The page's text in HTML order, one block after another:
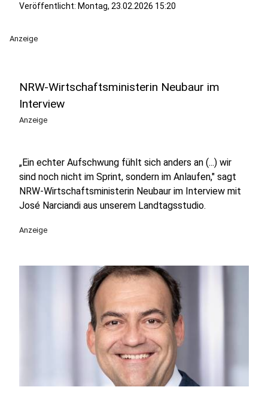
Veröffentlicht: Montag, 23.02.2026 15:20
Anzeige
NRW-Wirtschaftsministerin Neubaur im
Interview
Anzeige
„Ein echter Aufschwung fühlt sich anders an (...) wir
sind noch nicht im Sprint, sondern im Anlaufen," sagt
NRW-Wirtschaftsministerin Neubaur im Interview mit
José Narciandi aus unserem Landtagsstudio.
Anzeige